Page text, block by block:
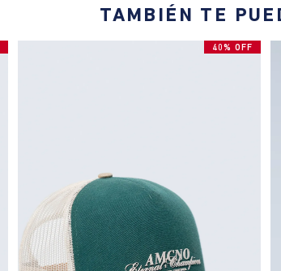
TAMBIÉN TE
40% OFF